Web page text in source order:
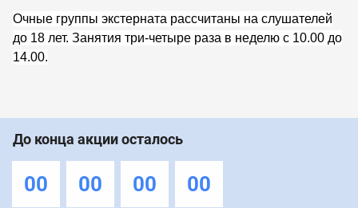
Очные группы экстерната рассчитаны на слушателей
до 18 лет. Занятия три-четыре раза в неделю с 10.00 до
14.00.
До конца акции осталось
00 00 00 00